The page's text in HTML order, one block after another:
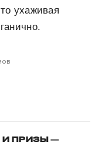
ухаживая
И ПРИЗЫ —